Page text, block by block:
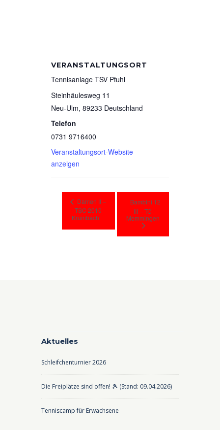
VERANSTALTUNGSORT
Tennisanlage TSV Pfuhl
Steinhäulesweg 11
Neu-Ulm, 89233 Deutschland
Telefon
0731 9716400
Veranstaltungsort-Website
anzeigen
Damen II –
TSC 2010
Krumbach
Bambini 12
III – TC
Memmingen
Aktuelles
Schleifchenturnier 2026
Die Freiplätze sind offen! 🎾 (Stand: 09.04.2026)
Tenniscamp für Erwachsene